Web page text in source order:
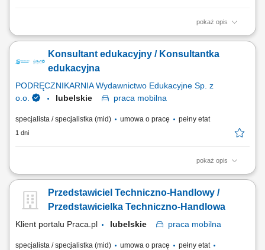
pokaż opis
aktywna sprzedaż B2B oraz rozwój współpracy z obecnymi klientami,
obsługa pełnego procesu sprzedażowego i nadzór nad realizacją
zamówień, dbanie o wysoką jakość obsługi klientów przed i po
Konsultant edukacyjny / Konsultantka
edukacyjna
PODRĘCZNIKARNIA Wydawnictwo Edukacyjne Sp. z
o.o.
lubelskie praca mobilna
specjalista / specjalistka (mid) umowa o pracę pełny etat
1 dni
pokaż opis
Opis stanowiska: Pozyskiwanie nowych partnerów biznesowych oraz
oświatowo-wychowawczego; Przeprowadzanie bezpośrednich spotkań
handlowych i prezentacja asortymentu wyposażenia, sprzętu
Przedstawiciel Techniczno-Handlowy /
Przedstawicielka Techniczno-Handlowa
Klient portalu Praca.pl lubelskie praca mobilna
specjalista / specjalistka (mid) umowa o pracę
pełny etat